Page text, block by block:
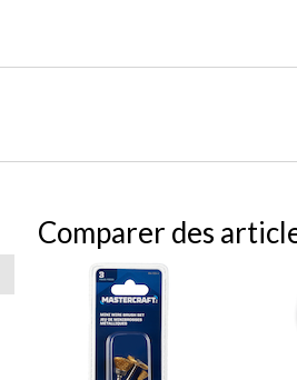
Comparer des